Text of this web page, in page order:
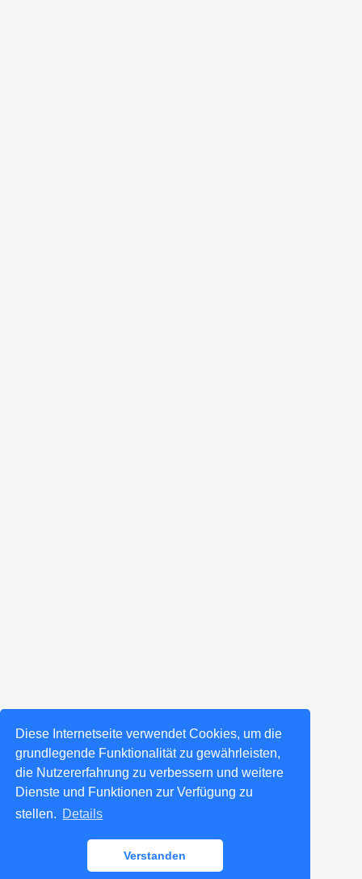
Diese Internetseite verwendet Cookies, um die
grundlegende Funktionalität zu gewährleisten,
die Nutzererfahrung zu verbessern und weitere
Dienste und Funktionen zur Verfügung zu
stellen. Details
Verstanden